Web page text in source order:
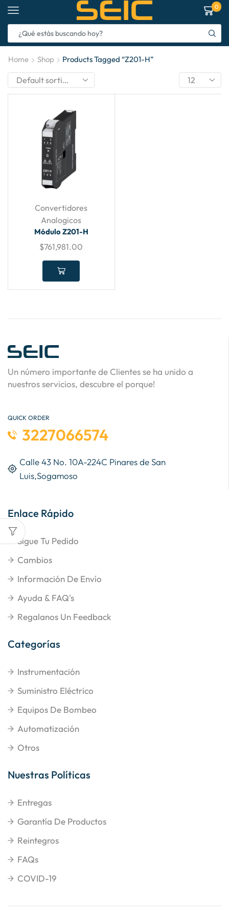
0
Home Shop Products Tagged “Z201-H”
Convertidores
Analogicos
Módulo Z201-H
$761,981.00
Un número importante de Clientes se ha unido a
nuestros servicios, descubre el porque!
QUICK ORDER
3227066574
Calle 43 No. 10A-224C Pinares de San
Luis,Sogamoso
Enlace Rápido
Sigue Tu Pedido
Cambios
Información De Envío
Ayuda & FAQ's
Regalanos Un Feedback
Categorías
Instrumentación
Suministro Eléctrico
Equipos De Bombeo
Automatización
Otros
Nuestras Políticas
Entregas
Garantía De Productos
Reintegros
FAQs
COVID-19